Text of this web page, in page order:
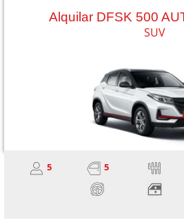
Alquilar DFSK 500
SUV
5 5